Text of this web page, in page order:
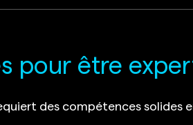
pour être
des compétences solides